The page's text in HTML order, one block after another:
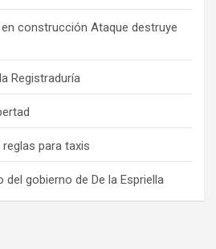
construcción Ataque destruye
Registraduría
para taxis
del gobierno de De la Espriella